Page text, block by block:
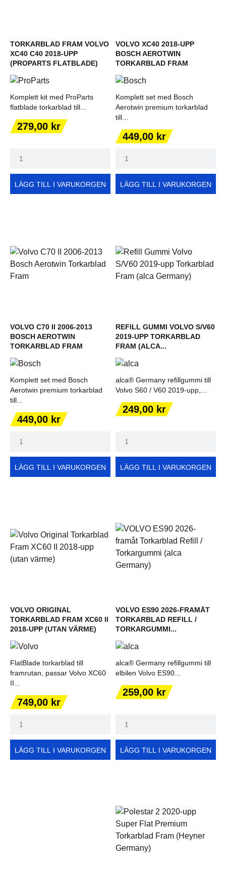
TORKARBLAD FRAM VOLVO
XC40 C40 2018-UPP
(PROPARTS FLATBLADE)
Komplett kit med ProParts
flatblade torkarblad till...
Pris
279,00 kr
LÄGG TILL I VARUKORGEN
VOLVO XC40 2018-UPP
BOSCH AEROTWIN
TORKARBLAD FRAM
Komplett set med Bosch
Aerotwin premium torkarblad
till...
Pris
449,00 kr
LÄGG TILL I VARUKORGEN
VOLVO C70 II 2006-2013
BOSCH AEROTWIN
TORKARBLAD FRAM
Komplett set med Bosch
Aerotwin premium torkarblad
till...
Pris
449,00 kr
LÄGG TILL I VARUKORGEN
REFILL GUMMI VOLVO S/V60
2019-UPP TORKARBLAD
FRAM (ALCA...
alca® Germany refillgummi till
Volvo S60 / V60 2019-upp,...
Pris
249,00 kr
LÄGG TILL I VARUKORGEN
VOLVO ORIGINAL
TORKARBLAD FRAM XC60 II
2018-UPP (UTAN VÄRME)
FlatBlade torkarblad till
framrutan, passar Volvo XC60
II...
Pris
749,00 kr
LÄGG TILL I VARUKORGEN
VOLVO ES90 2026-FRAMÅT
TORKARBLAD REFILL /
TORKARGUMMI...
alca® Germany refillgummi till
elbilen Volvo ES90...
Pris
259,00 kr
LÄGG TILL I VARUKORGEN